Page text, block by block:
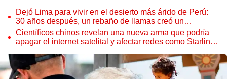
Dejó Lima para vivir en el desierto más árido de Perú:
30 años después, un rebaño de llamas creó un
sorprendente ecosistema
Científicos chinos revelan una nueva arma que podría
apagar el internet satelital y afectar redes como Starlink